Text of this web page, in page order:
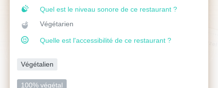
Quel est le niveau sonore de ce restaurant ?
Végétarien
Quelle est l'accessibilité de ce restaurant ?
Végétalien
100% végétal